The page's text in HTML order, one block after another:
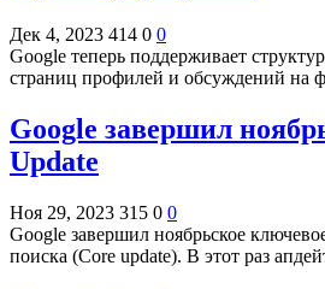
Дек 4, 2023 414 0 0
Google теперь поддерживает
страниц профилей и обсуждений на
Google завершил
Update
Ноя 29, 2023 315 0 0
Google завершил ноябрьское
поиска (Core update). В этот раз